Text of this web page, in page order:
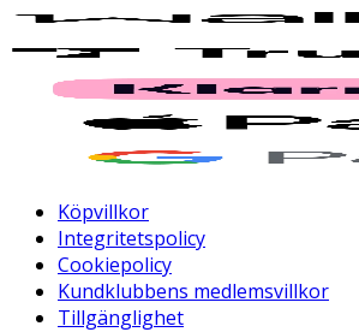
Köpvillkor
Integritetspolicy
Cookiepolicy
Kundklubbens medlemsvillkor
Tillgänglighet